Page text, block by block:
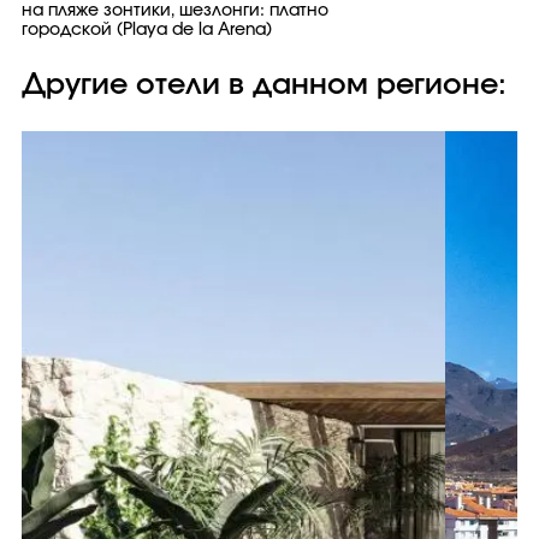
на пляже зонтики, шезлонги: платно
городской (Playa de la Arena)
Другие отели в данном регионе: